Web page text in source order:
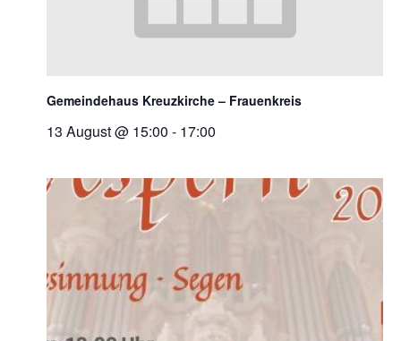
Gemeindehaus Kreuzkirche – Frauenkreis
13 August @ 15:00 - 17:00